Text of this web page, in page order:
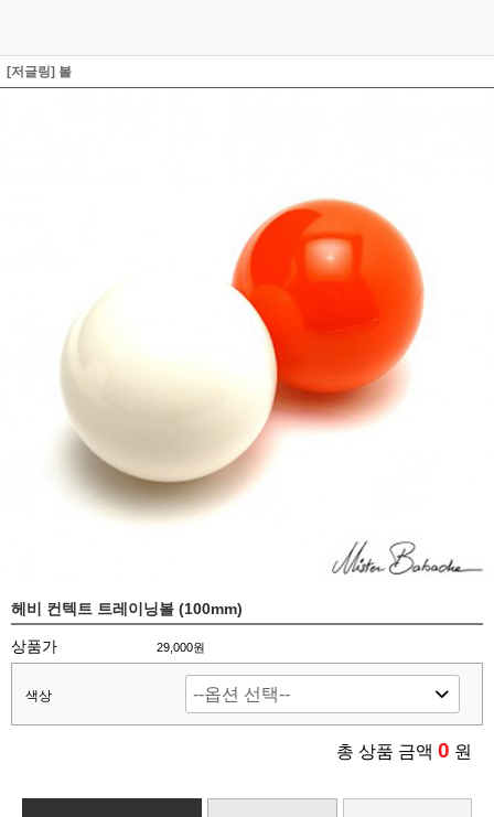
[저글링] 볼
헤비 컨텍트 트레이닝볼 (100mm)
상품가 29,000원
색상
총 상품 금액 0 원